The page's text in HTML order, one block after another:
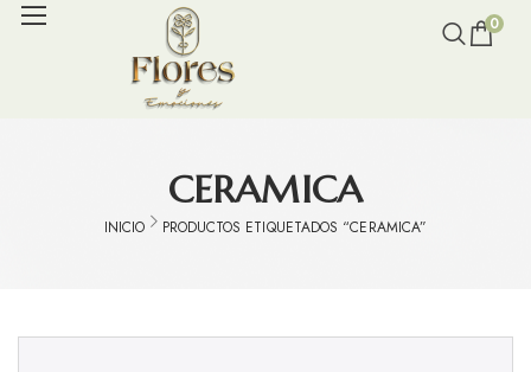
0
CERAMICA
INICIO PRODUCTOS ETIQUETADOS “CERAMICA”